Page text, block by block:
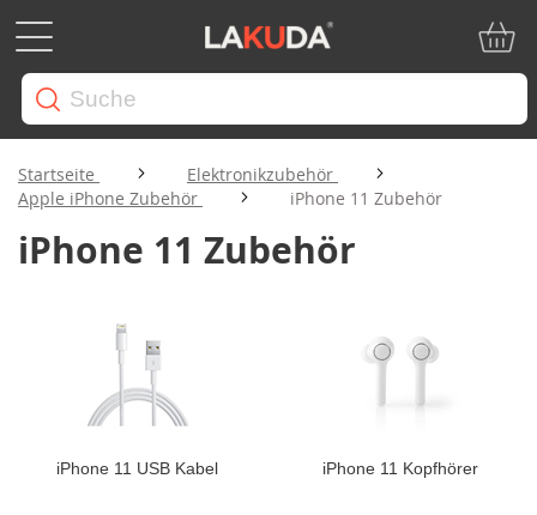
Startseite
Elektronikzubehör
Apple iPhone Zubehör
iPhone 11 Zubehör
iPhone 11 Zubehör
iPhone 11 USB Kabel iPhone 11 Kopfhörer